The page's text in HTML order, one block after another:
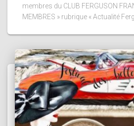
membres du CLUB FERGUSON
MEMBRES » rubrique « Actualité